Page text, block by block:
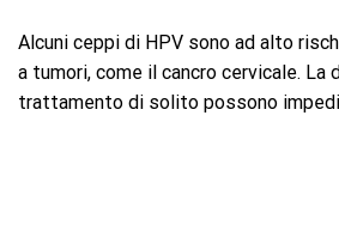
Alcuni ceppi di HPV sono ad alto
a tumori, come il cancro cervicale. La
trattamento di solito possono